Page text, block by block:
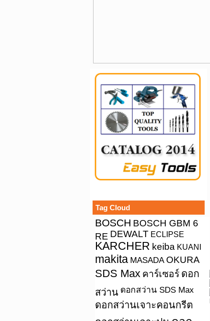
Tag Cloud
BOSCH BOSCH GBM 6
RE DEWALT ECLIPSE
KARCHER keiba KUANI
makita MASADA OKURA
SDS Max คาร์เซอร์ ดอก
สว่าน ดอกสว่าน SDS Max
ดอกสว่านเจาะคอนกรีต